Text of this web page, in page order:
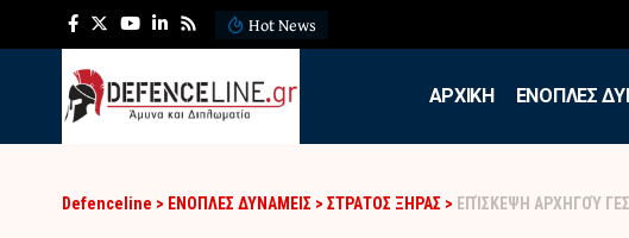
Hot News
APXIKH ΕΝΟΠΛΕΣ
Defenceline > ΕΝΟΠΛΕΣ ΔΥΝΑΜΕΙΣ > ΣΤΡΑΤΟΣ ΞΗΡΑΣ > ΕΠΊΣΚΕΨΗ ΑΡΧΗΓΟΎ